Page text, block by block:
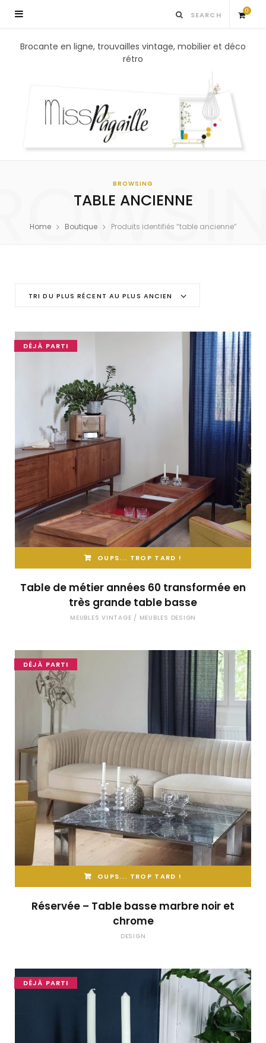
0
S
p
t
Brocante en ligne, trouvailles vintage, mobilier et déco
rétro
BROWSING
TABLE ANCIENNE
Home Boutique Produits identifiés “table ancienne”
TRI DU PLUS RÉCENT AU PLUS ANCIEN
DÉJÀ PARTI
OUPS... TROP TARD !
Table de métier années 60 transformée en
très grande table basse
MEUBLES VINTAGE / MEUBLES DESIGN
DÉJÀ PARTI
OUPS... TROP TARD !
Réservée – Table basse marbre noir et
chrome
DESIGN
DÉJÀ PARTI